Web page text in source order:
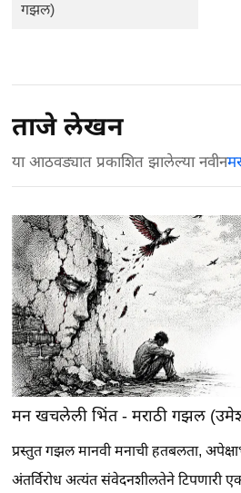
गझल)
ताजे लेखन
या आठवड्यात प्रकाशित झालेल्या नवीन
मन खचलेली भिंत - मराठी गझल
प्रस्तुत गझल मानवी मनाची हतबलता,
अंतर्विरोध अत्यंत संवेदनशीलतेने